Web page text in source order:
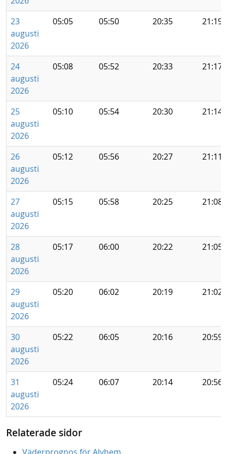
23
augusti
2026
05:05 05:50 20:35 21:19
24
augusti
2026
05:08 05:52 20:33 21:17
25
augusti
2026
05:10 05:54 20:30 21:14
26
augusti
2026
05:12 05:56 20:27 21:11
27
augusti
2026
05:15 05:58 20:25 21:08
28
augusti
2026
05:17 06:00 20:22 21:05
29
augusti
2026
05:20 06:02 20:19 21:02
30
augusti
2026
05:22 06:05 20:16 20:59
31
augusti
2026
05:24 06:07 20:14 20:56
Relaterade sidor